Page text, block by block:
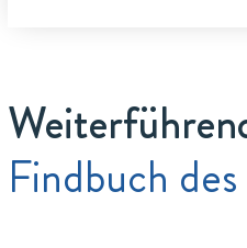
Findbuch